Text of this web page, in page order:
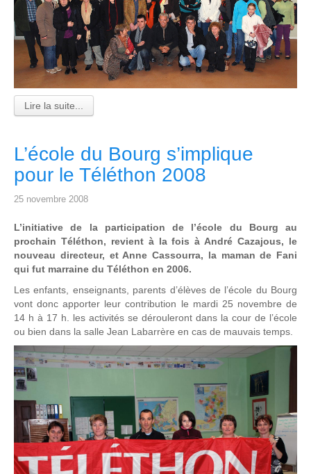
Lire la suite...
L’école du Bourg s’implique
pour le Téléthon 2008
25 novembre 2008
L’initiative de la participation de l’école du Bourg au
prochain Téléthon, revient à la fois à André Cazajous, le
nouveau directeur, et Anne Cassourra, la maman de Fani
qui fut marraine du Téléthon en 2006.
Les enfants, enseignants, parents d’élèves de l’école du Bourg
vont donc apporter leur contribution le mardi 25 novembre de
14 h à 17 h. les activités se dérouleront dans la cour de l’école
ou bien dans la salle Jean Labarrère en cas de mauvais temps.